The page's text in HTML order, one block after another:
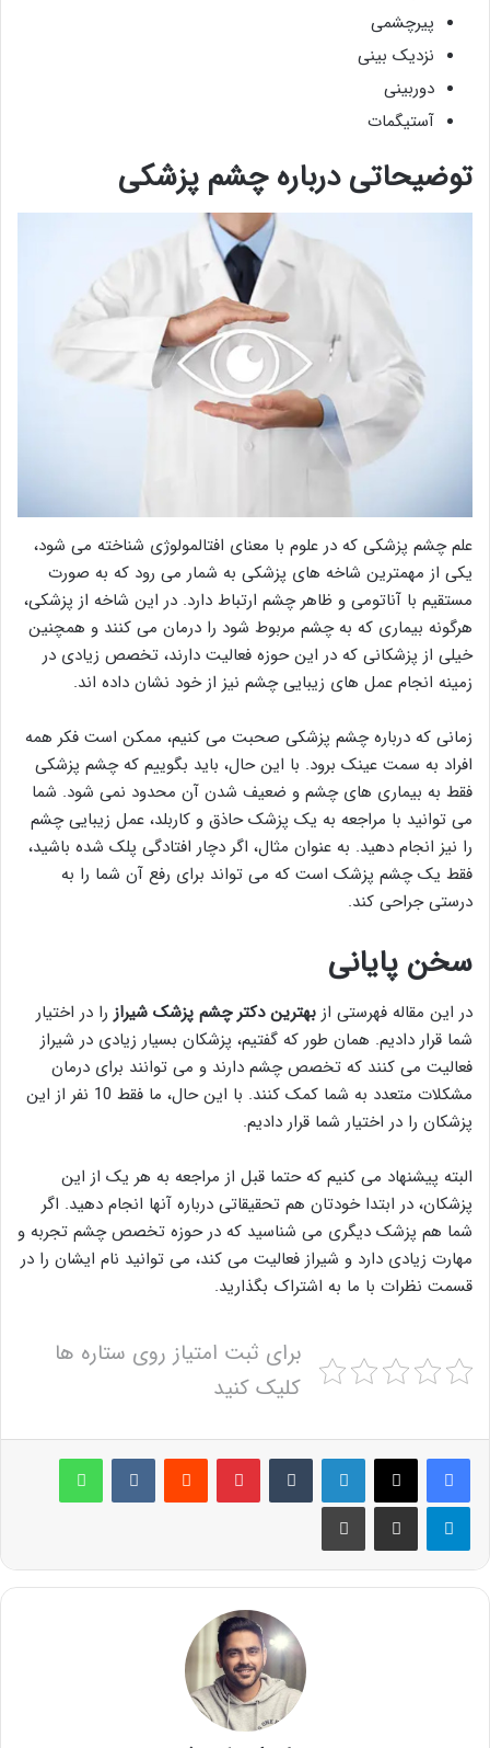
پیرچشمی
نزدیک بینی
دوربینی
آستیگمات
توضیحاتی درباره چشم پزشکی
علم چشم پزشکی که در علوم با معنای افتالمولوژی شناخته می شود،
یکی از مهمترین شاخه های پزشکی به شمار می رود که به صورت
مستقیم با آناتومی و ظاهر چشم ارتباط دارد. در این شاخه از پزشکی،
هرگونه بیماری که به چشم مربوط شود را درمان می کنند و همچنین
خیلی از پزشکانی که در این حوزه فعالیت دارند، تخصص زیادی در
زمینه انجام عمل های زیبایی چشم نیز از خود نشان داده اند.
زمانی که درباره چشم پزشکی صحبت می کنیم، ممکن است فکر همه
افراد به سمت عینک برود. با این حال، باید بگوییم که چشم پزشکی
فقط به بیماری های چشم و ضعیف شدن آن محدود نمی شود. شما
می توانید با مراجعه به یک پزشک حاذق و کاربلد، عمل زیبایی چشم
را نیز انجام دهید. به عنوان مثال، اگر دچار افتادگی پلک شده باشید،
فقط یک چشم پزشک است که می تواند برای رفع آن شما را به
درستی جراحی کند.
سخن پایانی
در این مقاله فهرستی از بهترین دکتر چشم پزشک شیراز را در اختیار
شما قرار دادیم. همان طور که گفتیم، پزشکان بسیار زیادی در شیراز
فعالیت می کنند که تخصص چشم دارند و می توانند برای درمان
مشکلات متعدد به شما کمک کنند. با این حال، ما فقط 10 نفر از این
پزشکان را در اختیار شما قرار دادیم.
البته پیشنهاد می کنیم که حتما قبل از مراجعه به هر یک از این
پزشکان، در ابتدا خودتان هم تحقیقاتی درباره آنها انجام دهید. اگر
شما هم پزشک دیگری می شناسید که در حوزه تخصص چشم تجربه و
مهارت زیادی دارد و شیراز فعالیت می کند، می توانید نام ایشان را در
قسمت نظرات با ما به اشتراک بگذارید.
برای ثبت امتیاز روی ستاره ها
کلیک کنید
لینکدین ‫تامبلر پینترست‫رددیت ‫VKontakteواتس آپ
تلگرام اشتراک گذاری از طریق ایمیل چاپ